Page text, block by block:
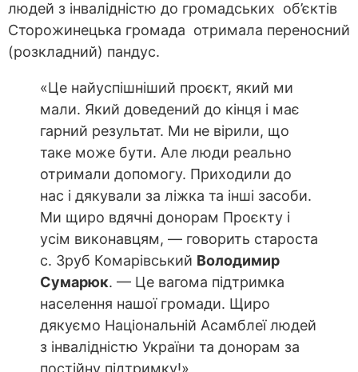
людей з інвалідністю до громадських об’єктів
Сторожинецька громада отримала переносний
(розкладний) пандус.
«Це найуспішніший проєкт, який ми
мали. Який доведений до кінця і має
гарний результат. Ми не вірили, що
таке може бути. Але люди реально
отримали допомогу. Приходили до
нас і дякували за ліжка та інші засоби.
Ми щиро вдячні донорам Проєкту і
усім виконавцям, — говорить староста
с. Зруб Комарівський Володимир
Сумарюк. — Це вагома підтримка
населення нашої громади. Щиро
дякуємо Національній Асамблеї людей
з інвалідністю України та донорам за
постійну підтримку!»